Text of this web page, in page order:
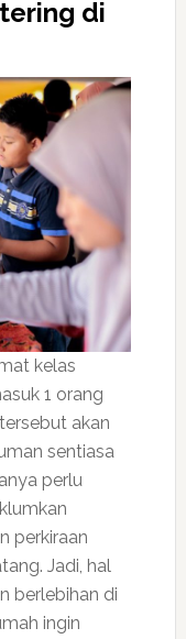
di
kelas
1 orang
akan
sentiasa
perlu
perkiraan
Jadi, hal
berlebihan di
ingin